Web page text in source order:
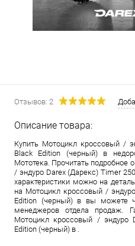
Отзывов: 2
Описание товара:
Купить Мотоцикл кроссовый /
Black Edition (черный) в
Мототека. Прочитать подробное
/ эндуро Darex (Дарекс) Timer
характеристики можно на
на Мотоцикл кроссовый /
Edition (черный) в вы можете
менеджеров отдела продаж.
Мотоцикл кроссовый / эндуро
Edition (черный) в .